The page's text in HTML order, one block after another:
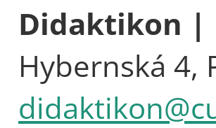
Didaktikon |
Hybernská 4,